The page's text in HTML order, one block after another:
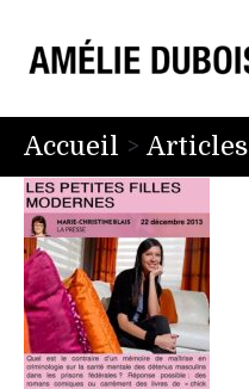
Accueil Articles